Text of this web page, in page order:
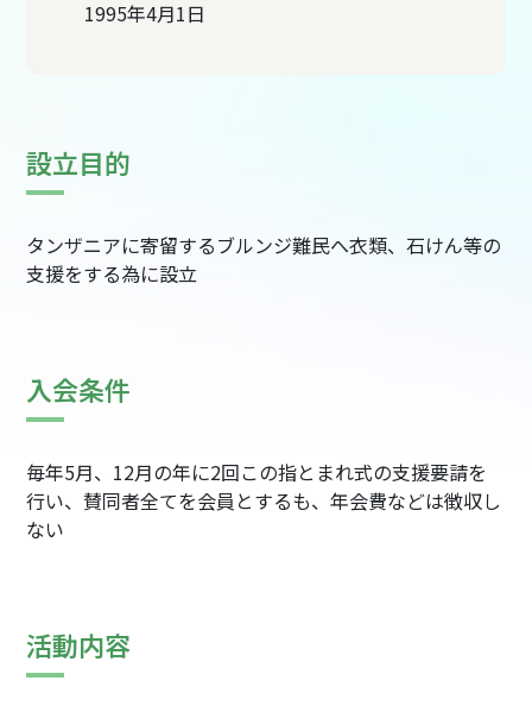
1995年4月1日
設立目的
タンザニアに寄留するブルンジ難民へ衣類、石けん等の
支援をする為に設立
入会条件
毎年5月、12月の年に2回この指とまれ式の支援要請を
行い、賛同者全てを会員とするも、年会費などは徴収し
ない
活動内容